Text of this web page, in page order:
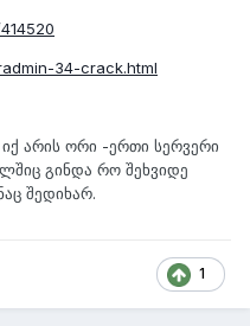
34-crack.html
არის ორი -ერთი სერვერი
გინდა რო შეხვიდე
შედიხარ.
1